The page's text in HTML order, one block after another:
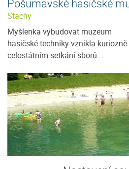
Pošumavské hasičské
Stachy
Myšlenka vybudovat muzeum
hasičské techniky vznikla kuriozně
celostátním setkání sborů...